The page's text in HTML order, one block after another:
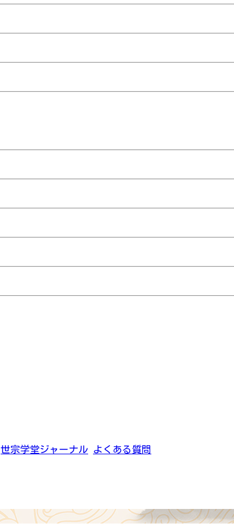
世宗学堂ジャーナル よくある質問